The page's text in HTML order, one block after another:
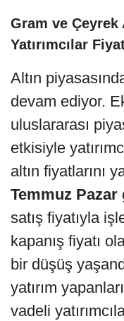
Gram ve Çeyrek
Yatırımcılar
Altın
devam ediyor.
uluslararası
etkisiyle
altın fiyatlarını
Temmuz Pazar
satış fiyatıyla
kapanış fiyatı
bir düşüş
yatırım
vadeli